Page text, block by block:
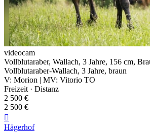
videocam
Vollblutaraber, Wallach, 3 Jahre, 156 cm,
Vollblutaraber-Wallach, 3 Jahre, braun
V: Morion | MV: Vitorio TO
Freizeit · Distanz
2 500 €
2 500 €

Hägerhof